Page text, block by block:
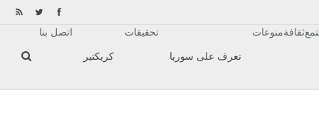
ثقافةمنوعات
تعرف على سوريا
تحقيقات
كريكتير
اتصل بنا